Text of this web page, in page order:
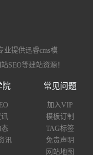
业提供迅睿cms模
SEO等建站资源！
院
讯
讯
常见问题
加入VIP
模板订制
TAG标签
免责声明
网站地图